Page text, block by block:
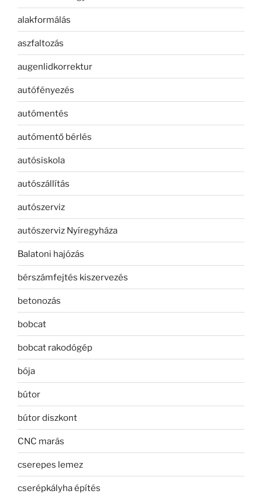
alakformálás
aszfaltozás
augenlidkorrektur
autófényezés
autómentés
autómentő bérlés
autósiskola
autószállítás
autószerviz
autószerviz Nyíregyháza
Balatoni hajózás
bérszámfejtés kiszervezés
betonozás
bobcat
bobcat rakodógép
bója
bútor
bútor diszkont
CNC marás
cserepes lemez
cserépkályha építés